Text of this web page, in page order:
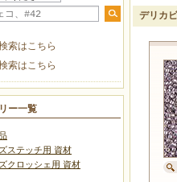
デリカ
索はこちら
索はこちら
ー一覧
ステッチ用 資材
クロッシェ用 資材